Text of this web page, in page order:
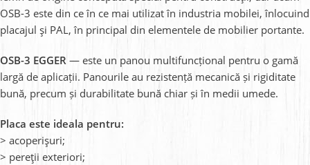
OSB-3 este din ce în ce mai utilizat în industria mobilei, înlocuind
placajul și PAL, în principal din elementele de mobilier portante.
OSB-3 EGGER — este un panou multifuncțional pentru o gamă
largă de aplicații. Panourile au rezistență mecanică și rigiditate
bună, precum și durabilitate bună chiar și în medii umede.
Placa este ideala pentru:
> acoperișuri;
> pereții exteriori;